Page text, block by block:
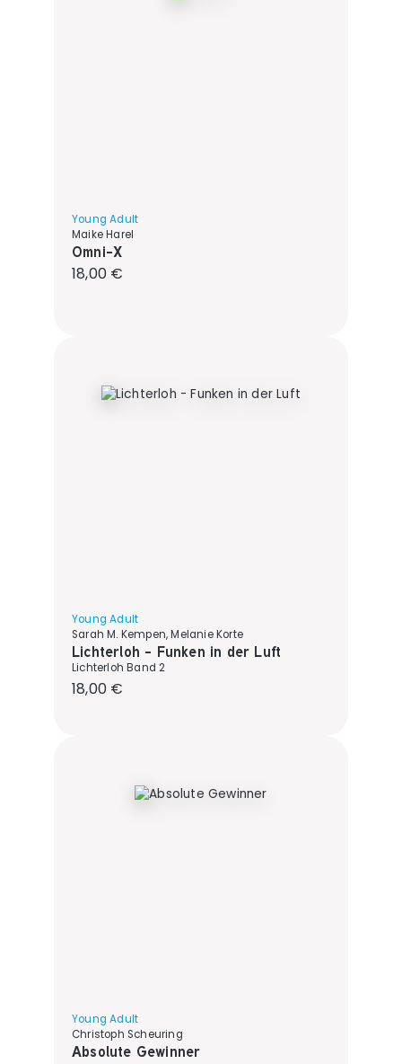
Young Adult
Maike Harel
Omni-X
Regulärer Preis:
18,00 €
Young Adult
Sarah M. Kempen, Melanie Korte
Lichterloh - Funken in der Luft
Lichterloh Band 2
Regulärer Preis:
18,00 €
Young Adult
Christoph Scheuring
Absolute Gewinner